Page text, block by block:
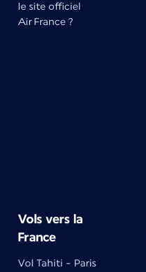
le site officiel
Air France ?
Vols vers la
France
Vol Tahiti - Paris